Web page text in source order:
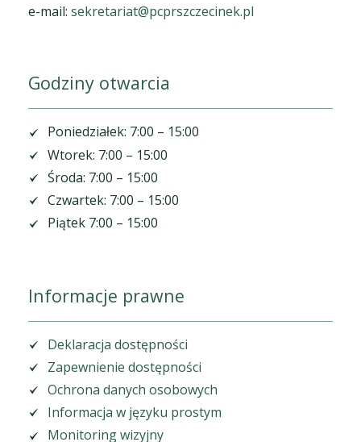
e-mail: sekretariat@pcprszczecinek.pl
Godziny otwarcia
Poniedziałek: 7:00 – 15:00
Wtorek: 7:00 – 15:00
Środa: 7:00 – 15:00
Czwartek: 7:00 – 15:00
Piątek 7:00 – 15:00
Informacje prawne
Deklaracja dostępności
Zapewnienie dostępności
Ochrona danych osobowych
Informacja w języku prostym
Monitoring wizyjny